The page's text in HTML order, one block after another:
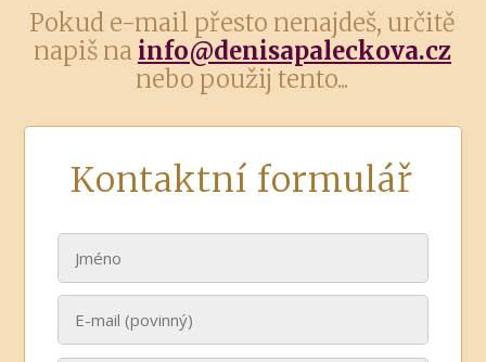
Pokud e-mail přesto nenajdeš, určitě
napiš na info@denisapaleckova.cz
nebo použij tento...
Kontaktní formulář